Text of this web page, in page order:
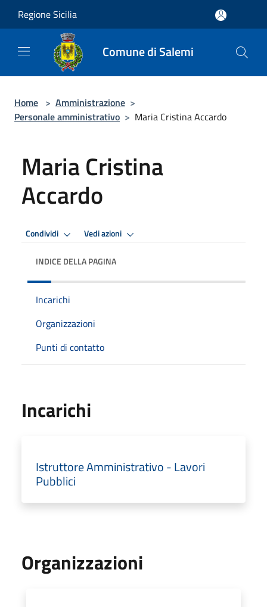
Regione Sicilia
Comune di Salemi
Home > Amministrazione >
Personale amministrativo > Maria Cristina Accardo
Maria Cristina
Accardo
Condividi Vedi azioni
INDICE DELLA PAGINA
Incarichi
Organizzazioni
Punti di contatto
Incarichi
Istruttore Amministrativo - Lavori
Pubblici
Organizzazioni